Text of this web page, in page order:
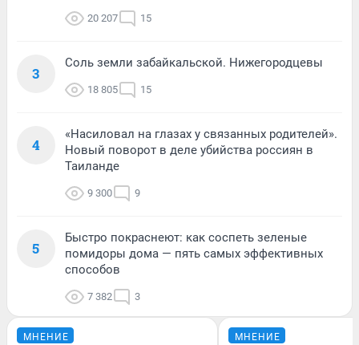
20 207 15
3
Соль земли забайкальской. Нижегородцевы
18 805 15
4
«Насиловал на глазах у связанных родителей».
Новый поворот в деле убийства россиян в
Таиланде
9 300 9
5
Быстро покраснеют: как соспеть зеленые
помидоры дома — пять самых эффективных
способов
7 382 3
МНЕНИЕ МНЕНИЕ